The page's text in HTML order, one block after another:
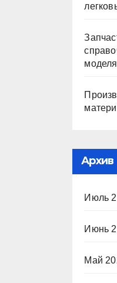
Архив
Июль
Июнь
Май